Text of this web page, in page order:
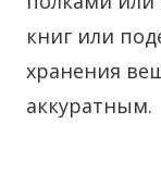
книг или
хранения
аккуратным.